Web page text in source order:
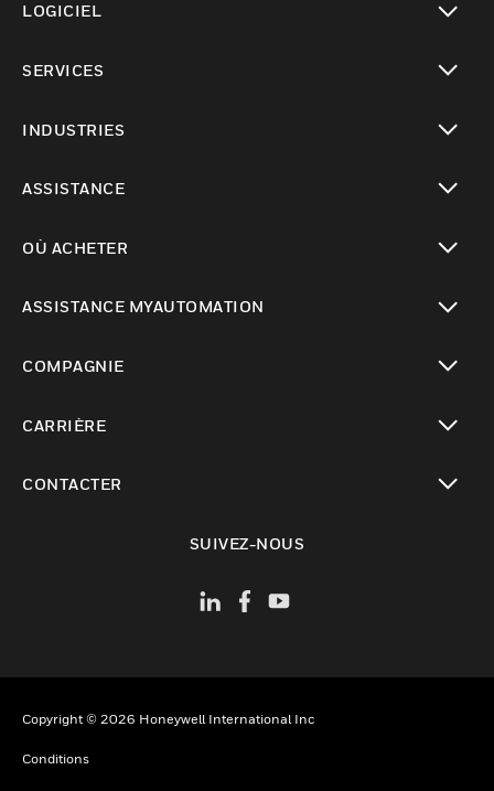
LOGICIEL
SERVICES
INDUSTRIES
ASSISTANCE
OÙ ACHETER
ASSISTANCE MYAUTOMATION
COMPAGNIE
CARRIÈRE
CONTACTER
SUIVEZ-NOUS
Copyright © 2026 Honeywell International Inc
Conditions